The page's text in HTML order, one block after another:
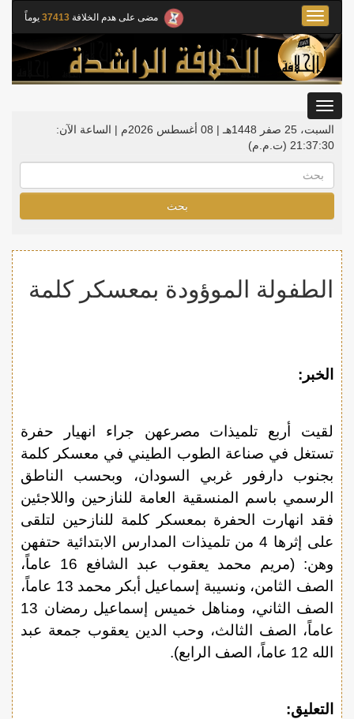
مضى على هدم الخلافة 37413 يوماً
Toggle
navigation
السبت، 25 صفر 1448هـ | 08 أغسطس 2026م |
الساعة الآن:
21:37:31 (ت.م.م)
بحث
الطفولة الموؤودة بمعسكر كلمة
الخبر:
لقيت أربع تلميذات مصرعهن جراء انهيار حفرة
تستغل في صناعة الطوب الطيني في معسكر كلمة
بجنوب دارفور غربي السودان، وبحسب الناطق
الرسمي باسم المنسقية العامة للنازحين واللاجئين
فقد انهارت الحفرة بمعسكر كلمة للنازحين لتلقى
على إثرها 4 من تلميذات المدارس الابتدائية حتفهن
وهن: (مريم محمد يعقوب عبد الشافع 16 عاماً،
الصف الثامن، ونسيبة إسماعيل أبكر محمد 13 عاماً،
الصف الثاني، ومناهل خميس إسماعيل رمضان 13
عاماً، الصف الثالث، وحب الدين يعقوب جمعة عبد
الله 12 عاماً، الصف الرابع).
التعليق: